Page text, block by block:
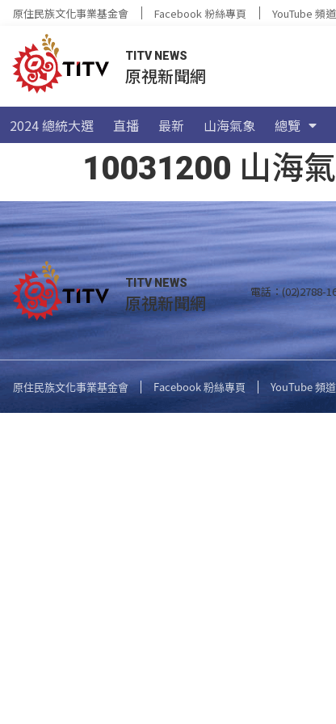
原住民族文化事業基金會 Facebook 粉絲專頁 YouTube 頻道
TITV NEWS
原視新聞網
2024 總統大選 直播 最新 山海氣象 總覽
10031200 山海
TITV NEWS
原視新聞網 電話：(02)2788-
原住民族文化事業基金會 Facebook 粉絲專頁 YouTube 頻道